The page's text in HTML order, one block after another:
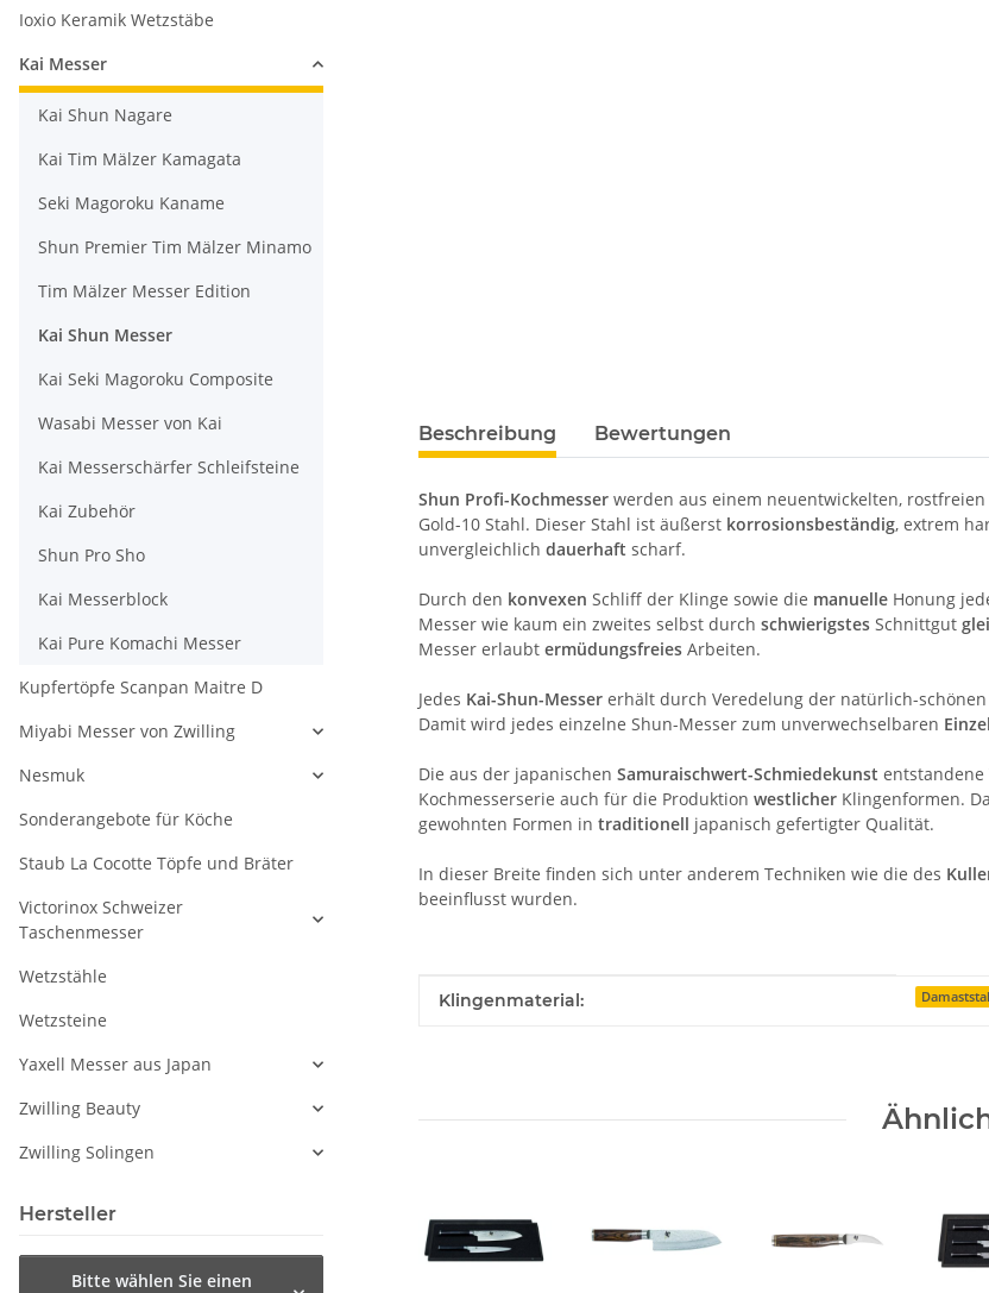
Beschreibung Bewertungen
Shun Profi-Kochmesser werden aus einem neuentwickelten, rostfreien
Gold-10 Stahl. Dieser Stahl ist äußerst korrosionsbeständig, extrem
unvergleichlich dauerhaft scharf.
Durch den konvexen Schliff der Klinge sowie die manuelle Honung
Messer wie kaum ein zweites selbst durch schwierigstes Schnittgut
Messer erlaubt ermüdungsfreies Arbeiten.
Jedes Kai-Shun-Messer erhält durch Veredelung der natürlich-schönen
Damit wird jedes einzelne Shun-Messer zum unverwechselbaren
Die aus der japanischen Samuraischwert-Schmiedekunst entstandene
Kochmesserserie auch für die Produktion westlicher Klingenformen.
gewohnten Formen in traditionell japanisch gefertigter Qualität.
In dieser Breite finden sich unter anderem Techniken wie die des
beeinflusst wurden.
Produkteigenschaft
Wert
Klingenmaterial:
Ioxio Keramik Wetzstäbe
Kai Messer
Kai Shun Nagare
Kai Tim Mälzer Kamagata
Seki Magoroku Kaname
Shun Premier Tim Mälzer Minamo
Tim Mälzer Messer Edition
Kai Shun Messer
Kai Seki Magoroku Composite
Wasabi Messer von Kai
Kai Messerschärfer Schleifsteine
Kai Zubehör
Shun Pro Sho
Kai Messerblock
Kai Pure Komachi Messer
Kupfertöpfe Scanpan Maitre D
Miyabi Messer von Zwilling
Nesmuk
Sonderangebote für Köche
Staub La Cocotte Töpfe und Bräter
Victorinox Schweizer
Taschenmesser
Wetzstähle
Wetzsteine
Yaxell Messer aus Japan
Zwilling Beauty
Zwilling Solingen
Hersteller
Bitte wählen Sie einen